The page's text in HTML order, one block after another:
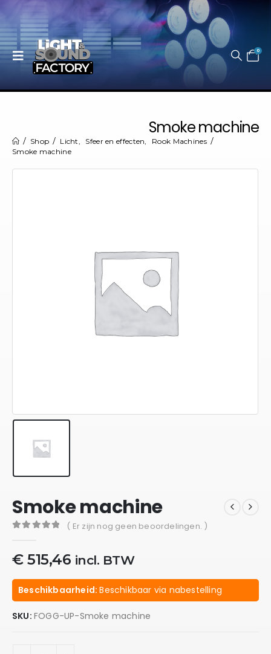
0
Smoke machine
Shop Licht, Sfeer en effecten,
Rook Machines
Smoke machine
Smoke machine
( Er zijn nog geen beoordelingen. )
€515,46 incl. BTW
Beschikbaarheid:Beschikbaar via nabestelling
SKU: FOGG-UP-Smoke machine